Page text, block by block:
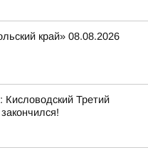
край» 08.08.2026
Кисловодский Третий